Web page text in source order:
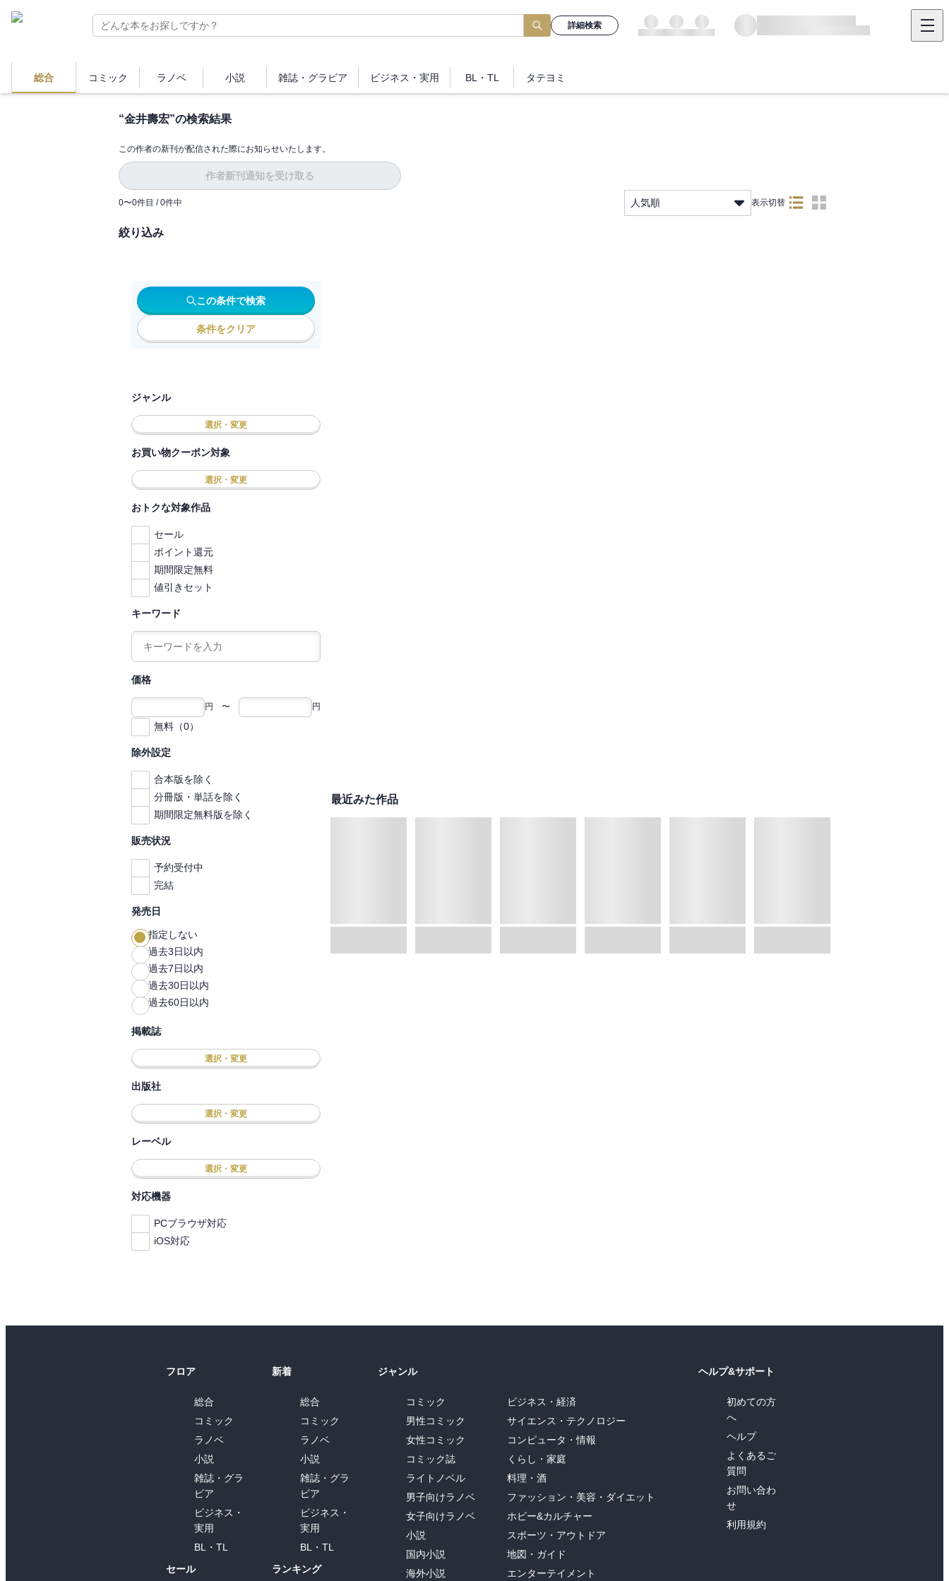
詳細検索
総合 コミック ラノベ 小説 雑誌・ グラビア ビジネス ・実用 BL・TL タテヨミ
“金井壽宏”の検索結果
この作者の新刊が配信された際にお知らせいたします。
作者新刊通知を受け取る
0〜0件目 / 0件中 人気順 表示切替
絞り込み
この条件で検索
条件をクリア
ジャンル
選択・変更
お買い物クーポン対象
選択・変更
おトクな対象作品
セール
ポイント還元
期間限定無料
値引きセット
キーワード
価格
円 〜 円
無料（0）
除外設定
合本版を除く
分冊版・単話を除く
期間限定無料版を除く
販売状況
予約受付中
完結
発売日
指定しない
過去3日以内
過去7日以内
過去30日以内
過去60日以内
掲載誌
選択・変更
出版社
選択・変更
レーベル
選択・変更
対応機器
PCブラウザ対応
iOS対応
最近みた作品
フロア
総合
コミック
ラノベ
小説
雑誌・グラ
ビア
ビジネス・
実用
BL・TL
セール
新着
総合
コミック
ラノベ
小説
雑誌・グラ
ビア
ビジネス・
実用
BL・TL
ランキング
ジャンル
コミック
男性コミック
女性コミック
コミック誌
ライトノベル
男子向けラノベ
女子向けラノベ
小説
国内小説
海外小説
ビジネス・経済
サイエンス・テクノロジー
コンピュータ・情報
くらし・家庭
料理・酒
ファッション・美容・ダイエット
ホビー&カルチャー
スポーツ・アウトドア
地図・ガイド
エンターテイメント
ヘルプ&サポート
初めての方
へ
ヘルプ
よくあるご
質問
お問い合わ
せ
利用規約